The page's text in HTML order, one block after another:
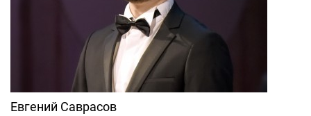
Евгений Саврасов